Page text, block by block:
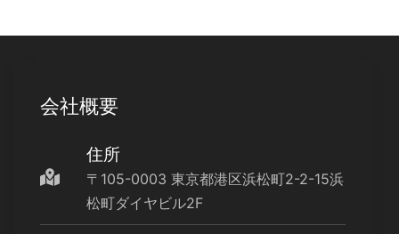
会社概要
住所
〒105-0003 東京都港区浜松町2-2-15浜
松町ダイヤビル2F